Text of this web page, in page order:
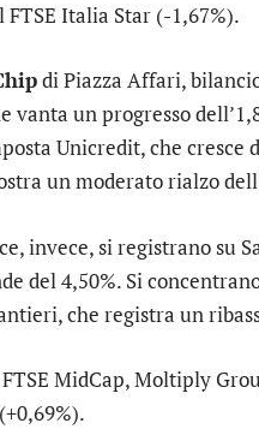
FTSE Italia Star (-1,67%).
di Piazza Affari,
vanta un progresso
Unicredit, che cresce
un moderato rialzo
invece, si registrano su
del 4,50%. Si
, che registra un
MidCap,Moltiply
(+0,69%).